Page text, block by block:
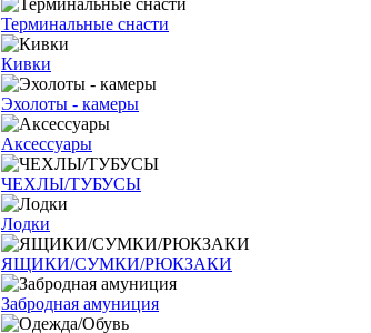
Терминальные снасти
Кивки
Эхолоты - камеры
Аксессуары
ЧЕХЛЫ/ТУБУСЫ
Лодки
ЯЩИКИ/СУМКИ/РЮКЗАКИ
Забродная амуниция